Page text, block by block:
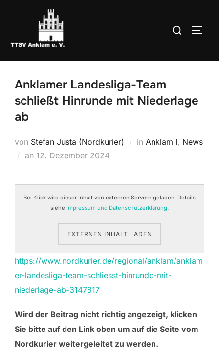
Suchen
Anklamer Landesliga-Team
schließt Hinrunde mit Niederlage
ab
von Stefan Justa (Nordkurier) in Anklam I, News
an Veröffentlicht
12. Dezember 2024
Bei Klick wird dieser Inhalt von externen Servern geladen. Details
siehe Impressum und Datenschutzerklärung.
EXTERNEN INHALT LADEN
https://www.nordkurier.de/regional/anklam/anklam
er-landesliga-team-schliesst-hinrunde-mit-
niederlage-ab-3147817
Wird der Beitrag nicht richtig angezeigt, klicken
Sie bitte auf den Link oben um auf die Seite vom
Nordkurier weitergeleitet zu werden.